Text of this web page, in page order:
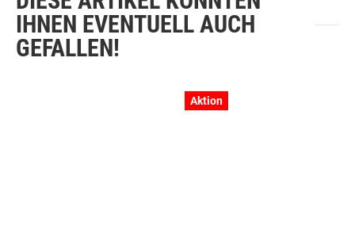
IHNEN EVENTUELL AUCH
GEFALLEN!
Aktion